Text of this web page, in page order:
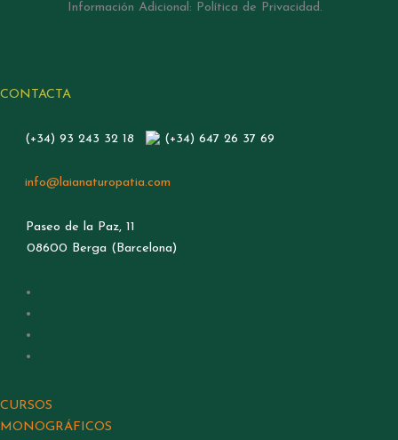
Información Adicional: Política de Privacidad.
CONTACTA
(+34) 93 243 32 18 (+34) 647 26 37 69
info@laianaturopatia.com
Paseo de la Paz, 11
08600 Berga (Barcelona)
CURSOS
MONOGRÁFICOS